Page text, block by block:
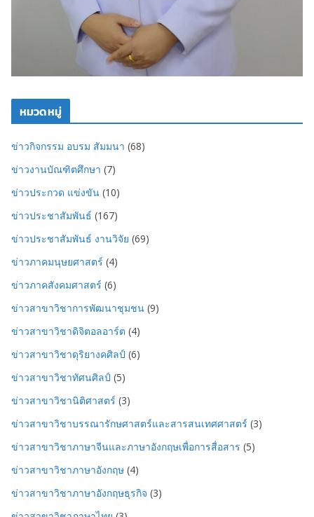
หมวดหมู่
ข่าวกิจกรรม อบรม สัมมนา (68)
ข่าวงานบัณฑิตศึกษา (7)
ข่าวประกวด แข่งขัน (10)
ข่าวประชาสัมพันธ์ (167)
ข่าวประชาสัมพันธ์ งานวิจัย (69)
ข่าวภาคมนุษยศาสตร์ (4)
ข่าวภาคสังคมศาสตร์ (6)
ข่าวสาขาวิชาการพัฒนาชุมชน (9)
ข่าวสาขาวิชาดิจิตอลอาร์ต (4)
ข่าวสาขาวิชาดุริยางคศิลป์ (6)
ข่าวสาขาวิชาทัศนศิลป์ (5)
ข่าวสาขาวิชานิติศาสตร์ (3)
ข่าวสาขาวิชาบรรณารักษศาสตร์และสารสนเทศศาสตร์ (3)
ข่าวสาขาวิชาภาษาจีนและภาษาอังกฤษเพื่อการสื่อสาร (5)
ข่าวสาขาวิชาภาษาอังกฤษ (4)
ข่าวสาขาวิชาภาษาอังกฤษธุรกิจ (3)